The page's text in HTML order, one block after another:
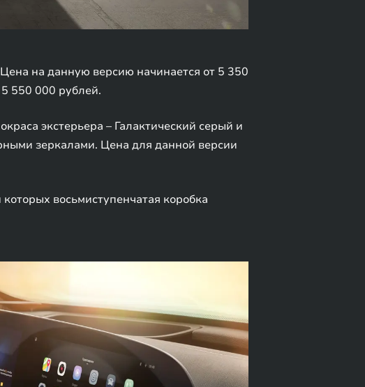
на данную версию начинается от 5 350
550 000 рублей.
экстерьера – Галактический серый и
зеркалами. Цена для данной версии
восьмиступенчатая коробка